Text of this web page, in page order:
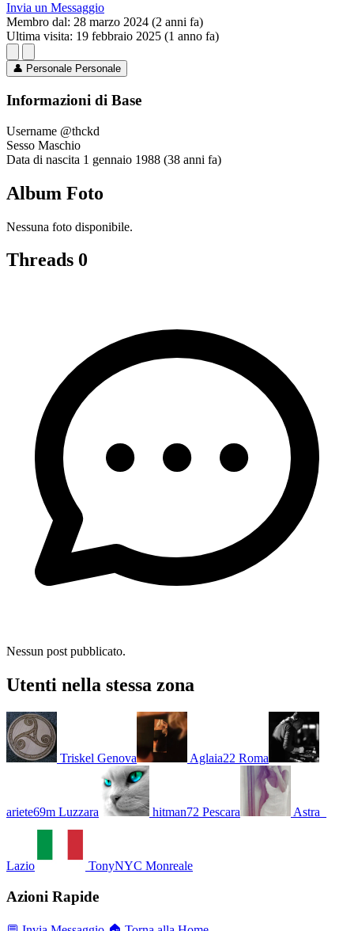
Invia un Messaggio
Membro dal: 28 marzo 2024 (2 anni fa)
Ultima visita: 19 febbraio 2025 (1 anno fa)
👤 Personale Personale
Informazioni di Base
Username @thckd
Sesso Maschio
Data di nascita 1 gennaio 1988 (38 anni fa)
Album Foto
Nessuna foto disponibile.
Threads 0
Nessun post pubblicato.
Utenti nella stessa zona
Triskel Genova Aglaia22 Roma
ariete69m Luzzara hitman72 Pescara Astra_
Lazio TonyNYC Monreale
Azioni Rapide